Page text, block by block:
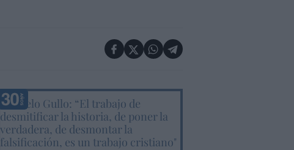
Marcelo Gullo: “El trabajo de
desmitificar la historia, de poner la
verdadera, de desmontar la
falsificación, es un trabajo cristiano"